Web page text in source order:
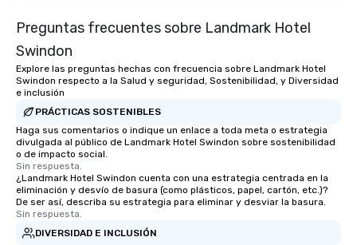
Preguntas frecuentes sobre Landmark Hotel
Swindon
Explore las preguntas hechas con frecuencia sobre Landmark Hotel
Swindon respecto a la Salud y seguridad, Sostenibilidad, y Diversidad
e inclusión
PRÁCTICAS SOSTENIBLES
Haga sus comentarios o indique un enlace a toda meta o estrategia
divulgada al público de Landmark Hotel Swindon sobre sostenibilidad
o de impacto social.
Sin respuesta.
¿Landmark Hotel Swindon cuenta con una estrategia centrada en la
eliminación y desvío de basura (como plásticos, papel, cartón, etc.)?
De ser así, describa su estrategia para eliminar y desviar la basura.
Sin respuesta.
DIVERSIDAD E INCLUSIÓN